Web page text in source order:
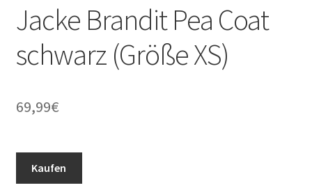
Jacke Brandit Pea Coat
schwarz (Größe XS)
69,99€
Kaufen